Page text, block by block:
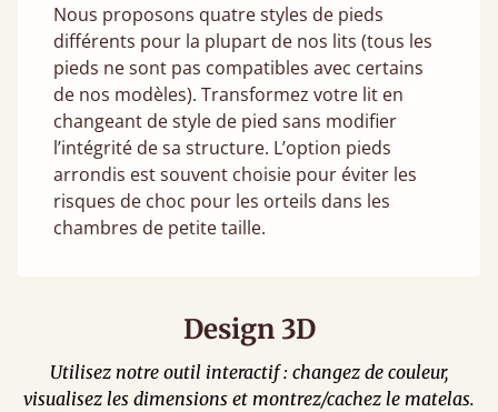
Nous proposons quatre styles de pieds
différents pour la plupart de nos lits (tous les
pieds ne sont pas compatibles avec certains
de nos modèles). Transformez votre lit en
changeant de style de pied sans modifier
l’intégrité de sa structure. L’option pieds
arrondis est souvent choisie pour éviter les
risques de choc pour les orteils dans les
chambres de petite taille.
Design 3D
Utilisez notre outil interactif : changez de couleur,
visualisez les dimensions et montrez/cachez le matelas.